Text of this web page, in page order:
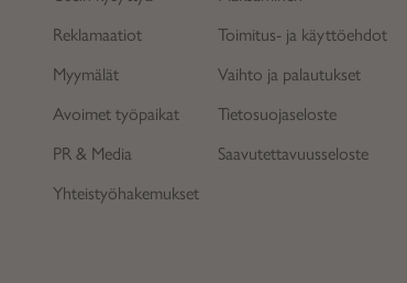
Reklamaatiot
Myymälät
Avoimet työpaikat
PR & Media
Yhteistyöhakemukset
Toimitus- ja käyttöehdot
Vaihto ja palautukset
Tietosuojaseloste
Saavutettavuusseloste